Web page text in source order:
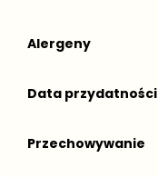
Alergeny
Data przydatności
Przechowywanie